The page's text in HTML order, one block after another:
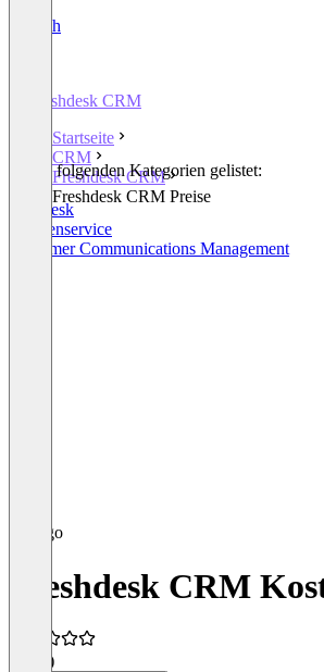
English
Freshdesk CRM
Startseite
CRM
Freshdesk CRM
Freshdesk CRM Preise
In den folgenden Kategorien gelistet:
Helpdesk
Kundenservice
Customer Communications Management
Freshdesk CRM
(4)